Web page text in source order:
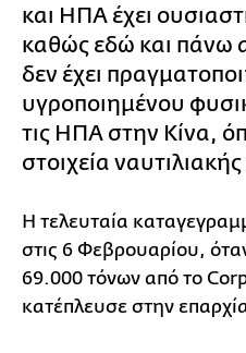
και ΗΠΑ έχει
καθώς εδώ και πάνω
δεν έχει
υγροποιημένου
τις ΗΠΑ στην Κίνα,
στοιχεία
Η τελευταία
στις 6 Φεβρουαρίου,
69.000 τόνων από το
κατέπλευσε στην